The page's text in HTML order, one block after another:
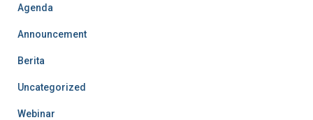
Agenda
Announcement
Berita
Uncategorized
Webinar